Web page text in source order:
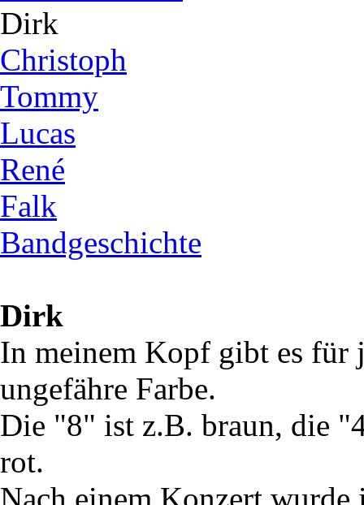
Dirk
Christoph
Tommy
Lucas
René
Falk
Bandgeschichte
Dirk
In meinem Kopf gibt es für
ungefähre Farbe.
Die "8" ist z.B. braun, die
rot.
Nach einem Konzert